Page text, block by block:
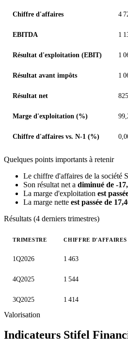
Chiffre d'affaires 4
EBITDA 1
Résultat d'exploitation (EBIT) 1
Résultat avant impôts 1
Résultat net 825
Marge d'exploitation (%)
Chiffre d'affaires vs. N-1 (%)
Quelques points importants à retenir
Le chiffre d'affaires de la société
Son résultat net a diminué de -
La marge d'exploitation est
La marge nette est passée de
Résultats (4 derniers trimestres)
TRIMESTRE CHIFFRE
1Q2026 1 463
4Q2025 1 544
3Q2025 1 414
Valorisation
Indicateurs Stifel